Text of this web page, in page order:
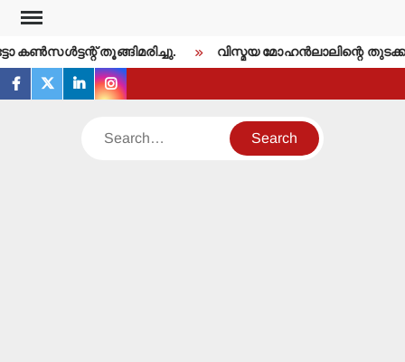
Skip
content
കണ്‍സള്‍ട്ടന്റ് തൂങ്ങിമരിച്ചു. വിസ്മയ മോഹന്‍ലാലിന്റെ തുടക്കം
facebook
twitterlinkedininstagram
Search